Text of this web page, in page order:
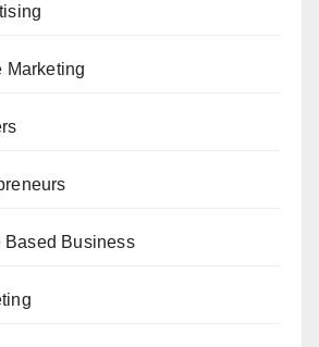
Marketing
Based Business